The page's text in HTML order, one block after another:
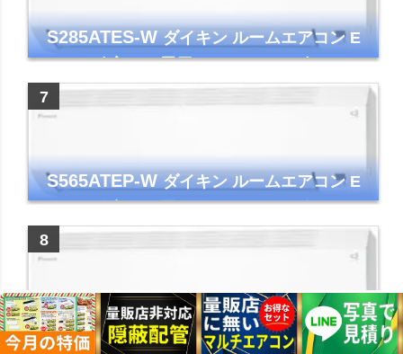
S285ATES-Wダイキン ルームエアコン E
シリーズ 主に10畳用 ホワイト 2025年モデル
コンパクトモデル ストリーマ
S565ATEP-Wダイキン ルームエアコン E
シリーズ 主に18畳用 ホワイト 2025年モデル
コンパクトモデル ストリーマ
S255ATES-Wダイキン ルームエアコン E